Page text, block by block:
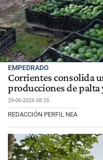
EMPEDRADO
Corrientes consolida
producciones de palta
29-06-2026 08:35
REDACCIÓN PERFIL NEA